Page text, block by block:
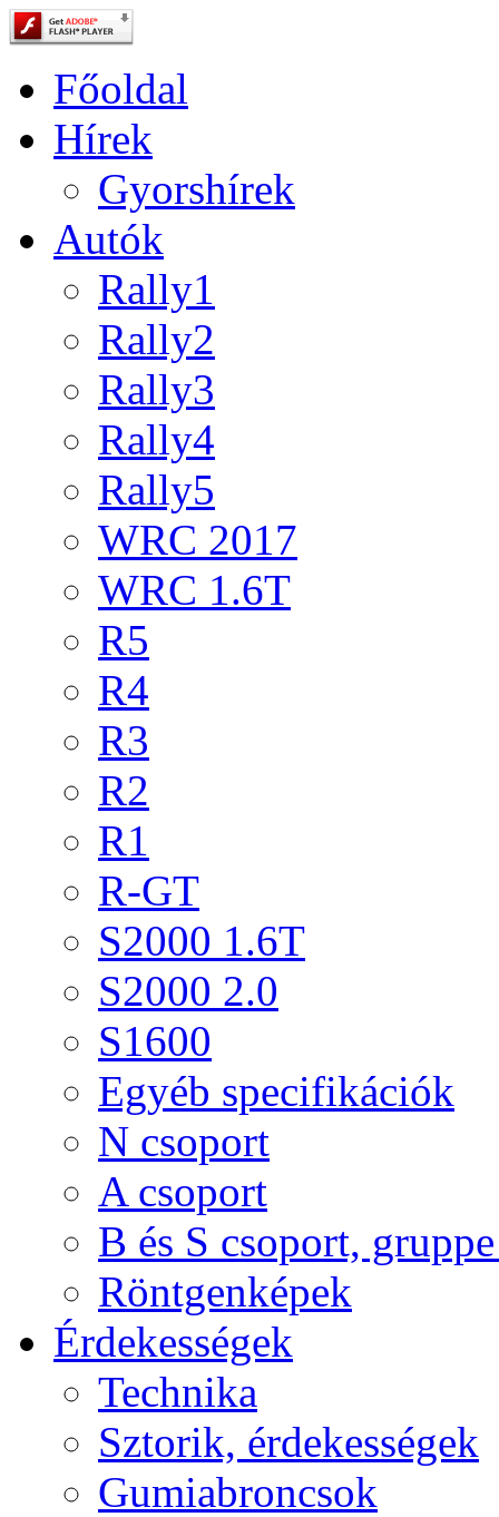
Főoldal
Hírek
Gyorshírek
Autók
Rally1
Rally2
Rally3
Rally4
Rally5
WRC 2017
WRC 1.6T
R5
R4
R3
R2
R1
R-GT
S2000 1.6T
S2000 2.0
S1600
Egyéb specifikációk
N csoport
A csoport
B és S csoport,
Röntgenképek
Érdekességek
Technika
Sztorik, érdekességek
Gumiabroncsok